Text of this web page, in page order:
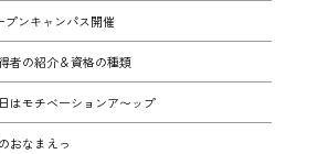
プンキャンパス開催
者の紹介＆資格の種類
はモチベーションア〜ップ
おなまえっ